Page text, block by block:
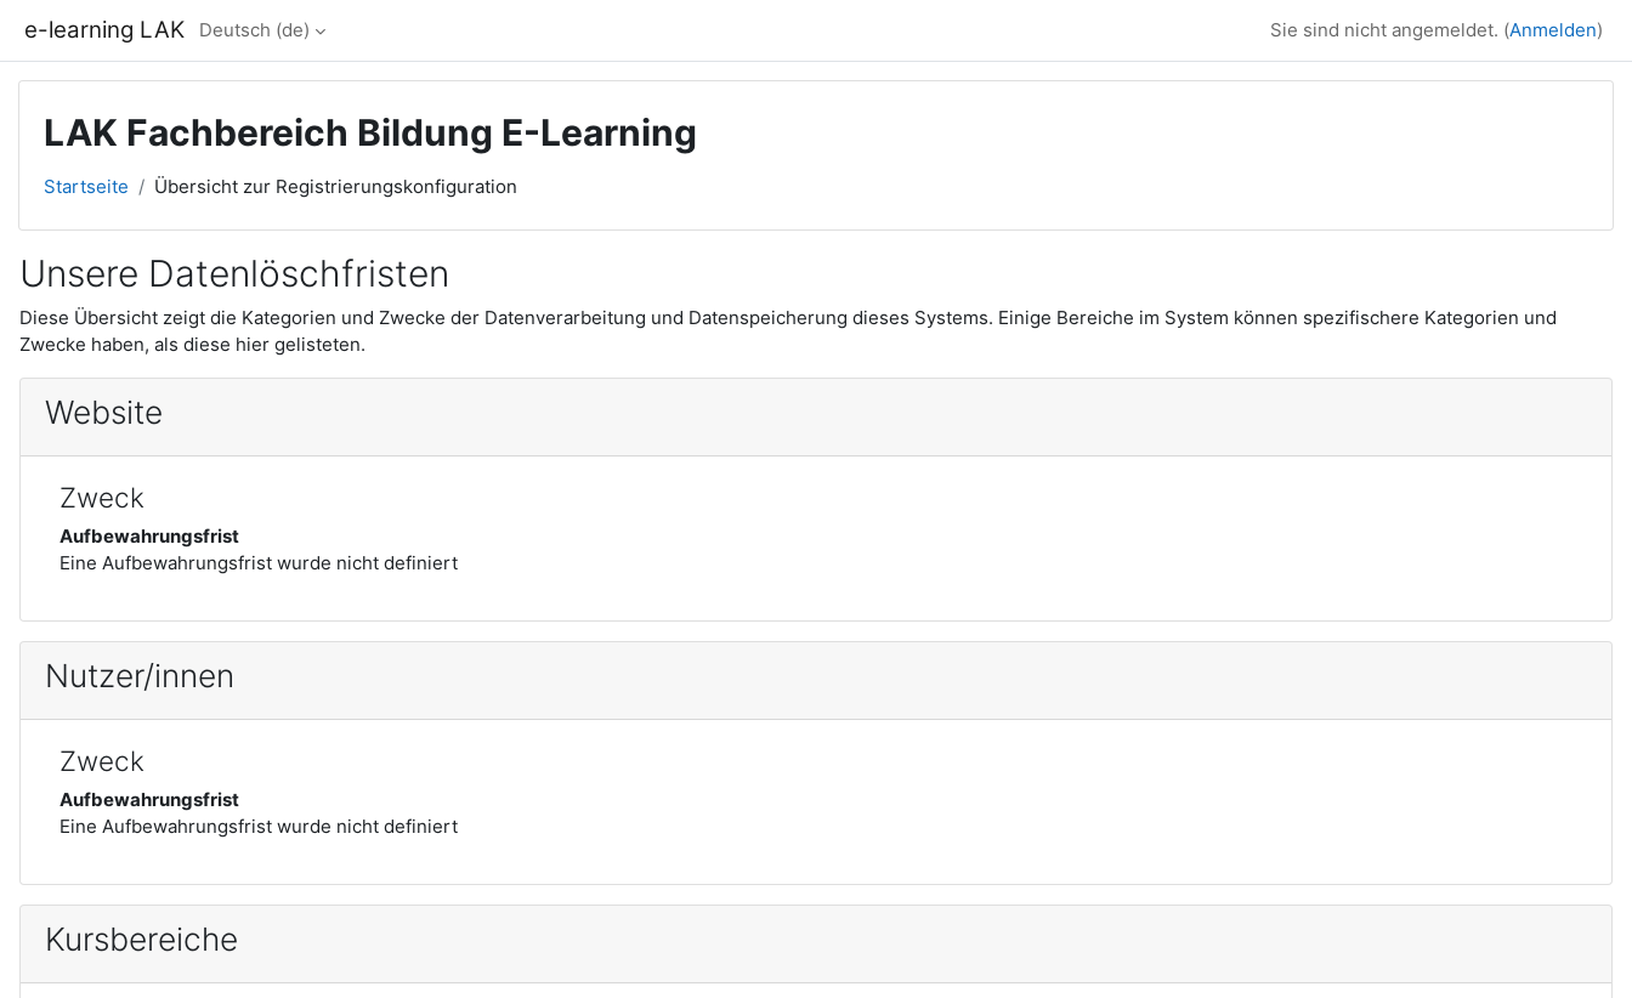
e-learning LAK Deutsch ‎(de)‎ Sie sind nicht angemeldet. (Anmelden)
LAK Fachbereich Bildung E-Learning
Startseite Übersicht zur Registrierungskonfiguration
Unsere Datenlöschfristen
Diese Übersicht zeigt die Kategorien und Zwecke der Datenverarbeitung und Datenspeicherung dieses Systems. Einige Bereiche im System können spezifischere Kategorien und
Zwecke haben, als diese hier gelisteten.
Website
Zweck
Aufbewahrungsfrist
Eine Aufbewahrungsfrist wurde nicht definiert
Nutzer/innen
Zweck
Aufbewahrungsfrist
Eine Aufbewahrungsfrist wurde nicht definiert
Kursbereiche